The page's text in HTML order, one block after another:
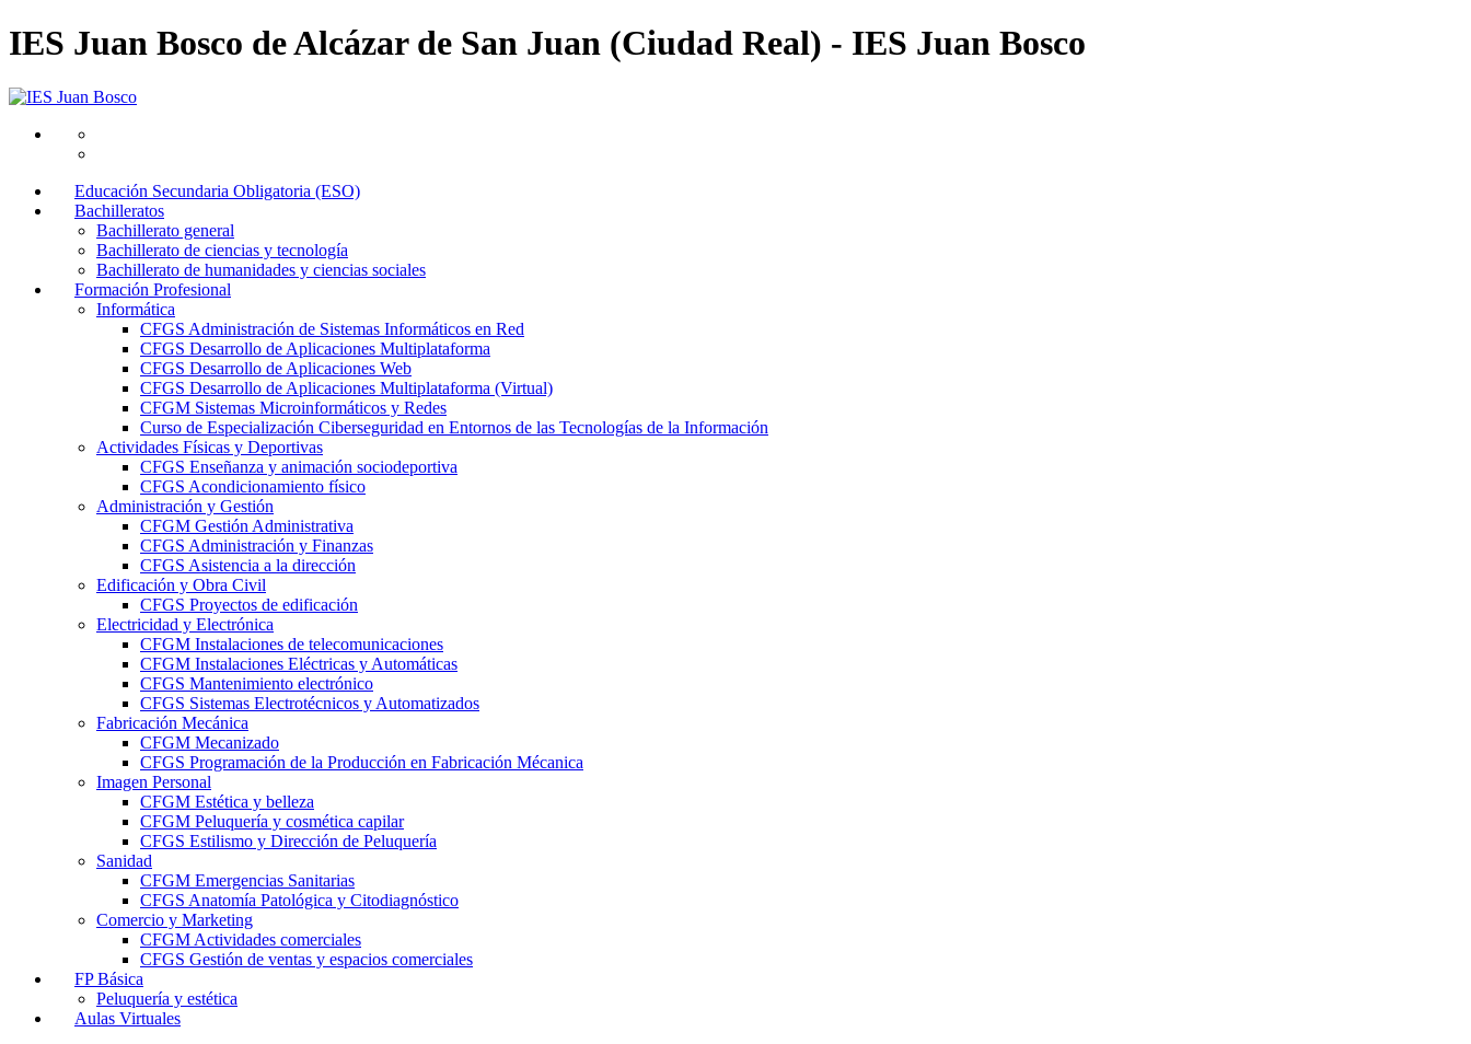
IES Juan Bosco de Alcázar de San Juan (Ciudad Real) - IES Juan Bosco
Educación Secundaria Obligatoria (ESO)
Bachilleratos
Bachillerato general
Bachillerato de ciencias y tecnología
Bachillerato de humanidades y ciencias sociales
Formación Profesional
Informática
CFGS Administración de Sistemas Informáticos en Red
CFGS Desarrollo de Aplicaciones Multiplataforma
CFGS Desarrollo de Aplicaciones Web
CFGS Desarrollo de Aplicaciones Multiplataforma (Virtual)
CFGM Sistemas Microinformáticos y Redes
Curso de Especialización Ciberseguridad en Entornos de las Tecnologías de la Información
Actividades Físicas y Deportivas
CFGS Enseñanza y animación sociodeportiva
CFGS Acondicionamiento físico
Administración y Gestión
CFGM Gestión Administrativa
CFGS Administración y Finanzas
CFGS Asistencia a la dirección
Edificación y Obra Civil
CFGS Proyectos de edificación
Electricidad y Electrónica
CFGM Instalaciones de telecomunicaciones
CFGM Instalaciones Eléctricas y Automáticas
CFGS Mantenimiento electrónico
CFGS Sistemas Electrotécnicos y Automatizados
Fabricación Mecánica
CFGM Mecanizado
CFGS Programación de la Producción en Fabricación Mécanica
Imagen Personal
CFGM Estética y belleza
CFGM Peluquería y cosmética capilar
CFGS Estilismo y Dirección de Peluquería
Sanidad
CFGM Emergencias Sanitarias
CFGS Anatomía Patológica y Citodiagnóstico
Comercio y Marketing
CFGM Actividades comerciales
CFGS Gestión de ventas y espacios comerciales
FP Básica
Peluquería y estética
Aulas Virtuales